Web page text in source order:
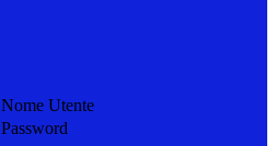
Nome Utente
Password